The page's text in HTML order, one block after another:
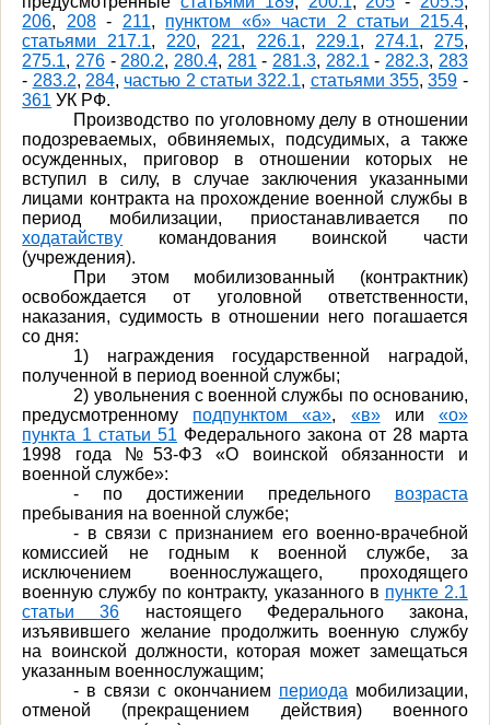
206, 208- 211, пунктом «б» части 2 статьи 215.4,
статьями 217.1, 220, 221, 226.1, 229.1, 274.1, 275,
275.1, 276- 280.2, 280.4, 281 - 281.3, 282.1 - 282.3, 283
- 283.2, 284, частью 2 статьи 322.1, статьями 355,359 -
361 УК РФ.
Производство по уголовному делу в отношении
подозреваемых, обвиняемых, подсудимых, а также
осужденных, приговор в отношении которых не
вступил в силу, в случае заключения указанными
лицами контракта на прохождение военной службы в
период мобилизации, приостанавливается по
ходатайству командования воинской части
(учреждения).
При этом мобилизованный (контрактник)
освобождается от уголовной ответственности,
наказания, судимость в отношении него погашается
со дня:
1) награждения государственной наградой,
полученной в период военной службы;
2) увольнения с военной службы по основанию,
предусмотренному подпунктом «а», «в»или «о»
пункта 1 статьи 51 Федерального закона от 28 марта
1998 года №53-ФЗ «О воинской обязанности и
военной службе»:
- по достижении предельного возраста
пребывания на военной службе;
- в связи с признанием его военно-врачебной
комиссией не годным к военной службе, за
исключением военнослужащего, проходящего
военную службу по контракту, указанного в пункте 2.1
статьи 36 настоящего Федерального закона,
изъявившего желание продолжить военную службу
на воинской должности, которая может замещаться
указанным военнослужащим;
- в связи с окончанием периода мобилизации,
отменой (прекращением действия) военного